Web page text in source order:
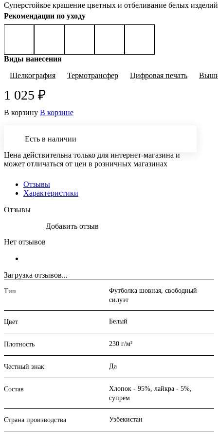
Суперстойкое крашение цветных и отбеливание белых
Рекомендации по уходу
Виды нанесения
Шелкография
Термотрансфер Цифровая печать
1 025 ₽
В корзину В корзине
Есть в наличии
Цена действительна только для интернет-магазина и
может отличаться от цен в розничных магазинах
Отзывы
Характеристики
Отзывы
Загрузка отзывов...
Нет отзывов
Добавить отзыв
Тип
Футболка шовная, свободный
силуэт
Цвет Белый
Плотность 230 г/м²
Честный знак Да
Состав
Хлопок - 95%, лайкра - 5%,
супрем
Страна производства Узбекистан